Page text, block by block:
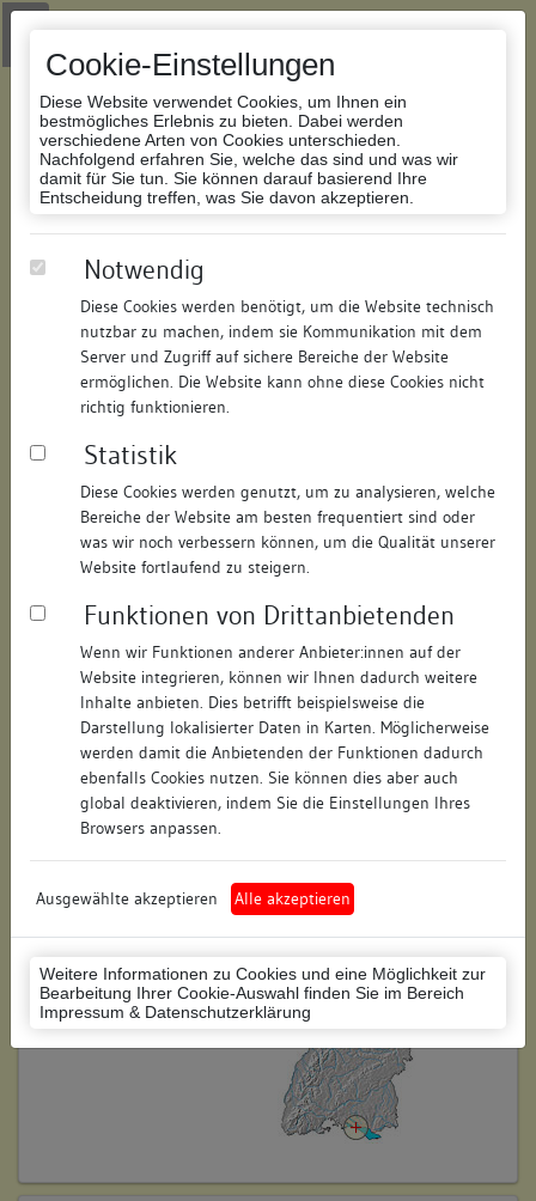
Cookie-Einstellungen
Diese Website verwendet Cookies, um Ihnen ein
bestmögliches Erlebnis zu bieten. Dabei werden
verschiedene Arten von Cookies unterschieden.
Nachfolgend erfahren Sie, welche das sind und was wir
damit für Sie tun. Sie können darauf basierend Ihre
Entscheidung treffen, was Sie davon akzeptieren.
Notwendig
Diese Cookies werden benötigt, um die Website technisch
nutzbar zu machen, indem sie Kommunikation mit dem
Server und Zugriff auf sichere Bereiche der Website
ermöglichen. Die Website kann ohne diese Cookies nicht
richtig funktionieren.
Statistik
Diese Cookies werden genutzt, um zu analysieren, welche
Bereiche der Website am besten frequentiert sind oder
was wir noch verbessern können, um die Qualität unserer
Website fortlaufend zu steigern.
Funktionen von Drittanbietenden
Wenn wir Funktionen anderer Anbieter:innen auf der
Website integrieren, können wir Ihnen dadurch weitere
Inhalte anbieten. Dies betrifft beispielsweise die
Darstellung lokalisierter Daten in Karten. Möglicherweise
werden damit die Anbietenden der Funktionen dadurch
ebenfalls Cookies nutzen. Sie können dies aber auch
global deaktivieren, indem Sie die Einstellungen Ihres
Browsers anpassen.
Ausgewählte akzeptieren Alle akzeptieren
Weitere Informationen zu Cookies und eine Möglichkeit zur
Bearbeitung Ihrer Cookie-Auswahl finden Sie im Bereich
Impressum & Datenschutzerklärung
Zur Navigation springen
Zum Inhalt der Website springen
Datenbank Bauforschung/Restaurierung
151378273016/Datum:24.10.2025
Datenbestand:
Bauforschung
Als PDF herunterladen:
Objektdaten
Straße: Wessenbergstraße
Hausnummer: 16
Postleitzahl: 78464
Stadt-Teilort: Konstanz
Regierungsbezirk: Freiburg
Konstanz (Landkreis)
Wohnplatzschlüssel: 8335043012
Flurstücknummer: keine
Historischer Straßenname: keiner
Lage des Wohnplatzes: